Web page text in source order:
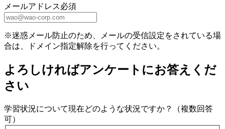
メールアドレス必須
※迷惑メール防止のため、メールの受信設定をされている場
合は、ドメイン指定解除を行ってください。
よろしければアンケートにお答えくだ
さい
学習状況について現在どのような状況ですか？（複数回答
可）